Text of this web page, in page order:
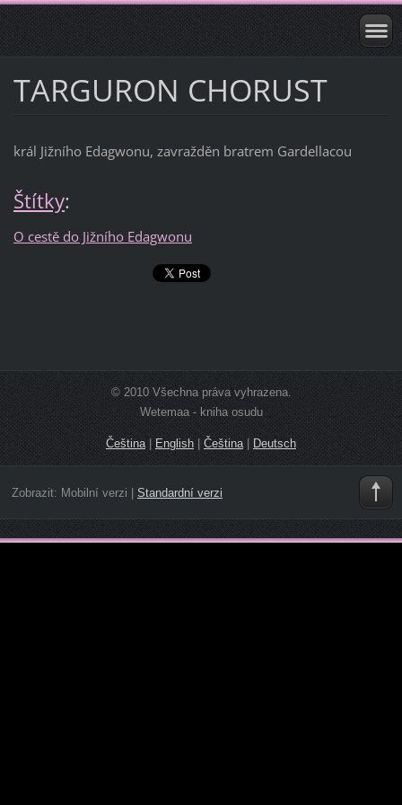
TARGURON CHORUST
král Jižního Edagwonu, zavražděn bratrem Gardellacou
Štítky:
O cestě do Jižního Edagwonu
© 2010 Všechna práva vyhrazena.
Wetemaa - kniha osudu
Čeština English Čeština Deutsch
Zobrazit: Mobilní verzi Standardní verzi